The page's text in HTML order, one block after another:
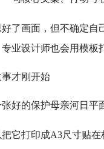
了画面，但不确定
设计师也会用模板
才刚开始
好的保护母亲河日
它打印成A3尺寸贴